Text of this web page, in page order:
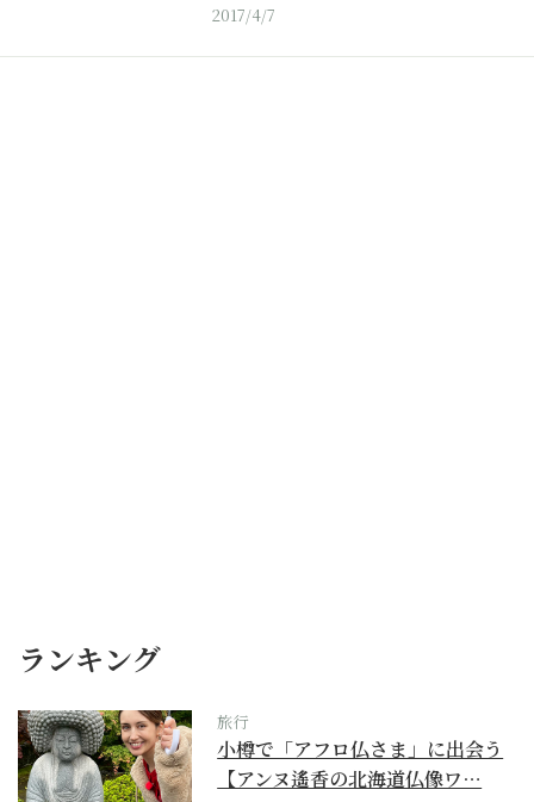
2017/4/7
ランキング
旅行
小樽で「アフロ仏さま」に出会う
【アンヌ遙香の北海道仏像ワ…